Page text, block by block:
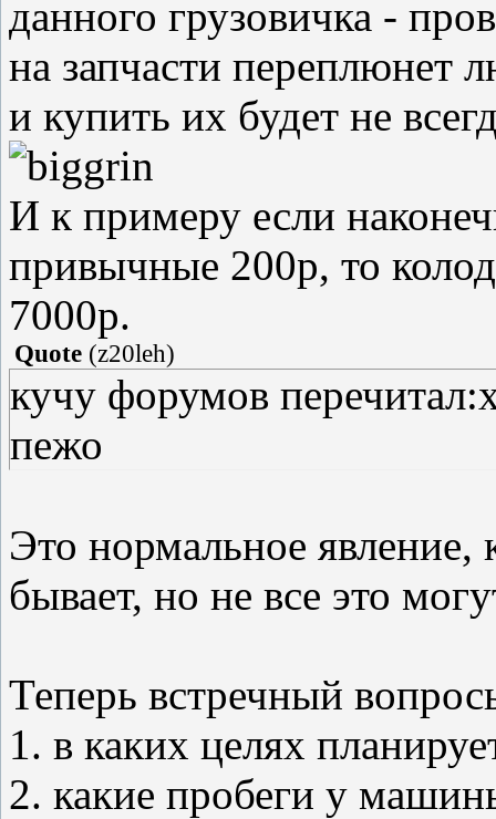
данного грузовичка -
на запчасти переплюнет
и купить их будет не
И к примеру если
привычные 200р, то
7000р.
Quote (z20leh)
кучу форумов
пежо
Это нормальное явление,
бывает, но не все это
Теперь встречный
1. в каких целях
2. какие пробеги у